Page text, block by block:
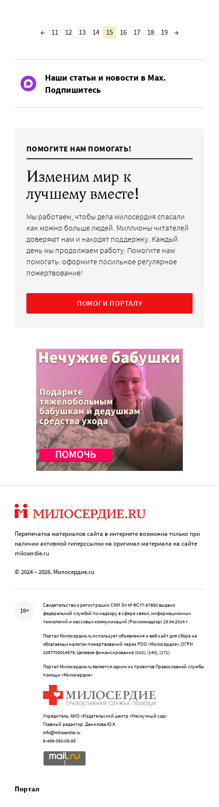
← 11 12 13 14 15 16 17 18 19 →
Наши статьи и новости в Max.
Подпишитесь
ПОМОГИТЕ НАМ ПОМОГАТЬ!
Изменим мир к
лучшему вместе!
Мы работаем, чтобы дела милосердия спасали
как можно больше людей. Миллионы читателей
доверяют нам и находят поддержку. Каждый
день мы продолжаем работу. Помогите нам
помогать: оформите посильное регулярное
пожертвование!
ПОМОГИ ПОРТАЛУ
Перепечатка материалов сайта в интернете возможна только при
наличии активной гиперссылки на оригинал материала на сайте
miloserdie.ru
© 2024 – 2026. Милосердие.ru
16+
Свидетельство о регистрации СМИ Эл № ФС77-57850 выдано
федеральной службой по надзору в сфере связи, информационных
технологий и массовых коммуникаций (Роскомнадзор) 25.04.2014 г.
Портал Милосердие.ru использует объявления и веб-сайт для сбора не
облагаемых налогом пожертвований через РОО «Милосердие», ОГРН
1057700014679, Целевое финансирование (010), (140), (171)
Портал Милосердие.ru является одним из проектов Православной службы
помощи «Милосердие»
Учредитель: АНО «Издательский центр «Нескучный сад»
Главный редактор: Данилова Ю.К.
info@miloserdie.ru
8-499-350-05-95
Портал